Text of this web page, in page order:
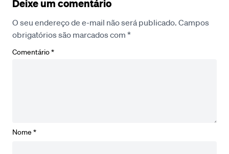
Deixe um comentário
O seu endereço de e-mail não será publicado. Campos
obrigatórios são marcados com *
Comentário*
Nome *